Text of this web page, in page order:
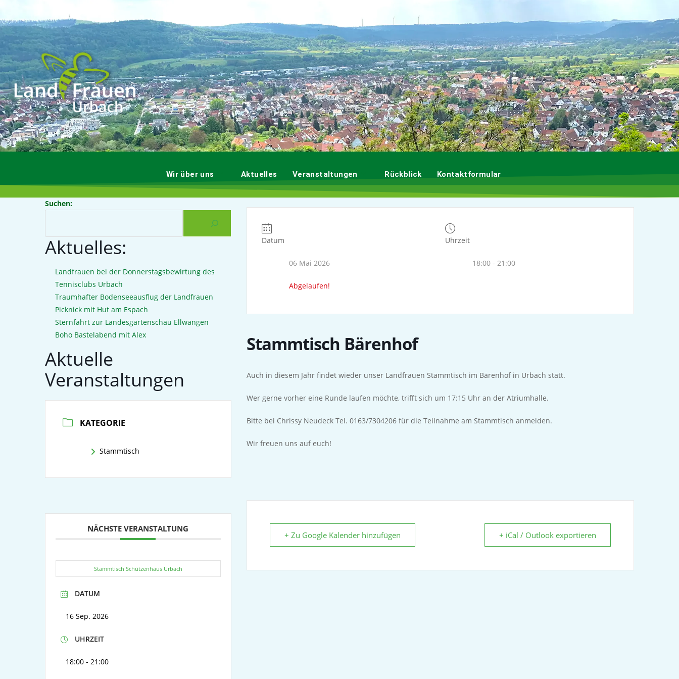
Wir über uns Aktuelles Veranstaltungen Rückblick Kontaktformular
Suchen:
Aktuelles:
Landfrauen bei der Donnerstagsbewirtung des
Tennisclubs Urbach
Traumhafter Bodenseeausflug der Landfrauen
Picknick mit Hut am Espach
Sternfahrt zur Landesgartenschau Ellwangen
Boho Bastelabend mit Alex
Aktuelle
Veranstaltungen
KATEGORIE
Stammtisch
NÄCHSTE VERANSTALTUNG
Stammtisch Schützenhaus Urbach
DATUM
16 Sep. 2026
UHRZEIT
18:00 - 21:00
Datum
06 Mai 2026
Abgelaufen!
Uhrzeit
18:00 - 21:00
Stammtisch Bärenhof
Auch in diesem Jahr findet wieder unser Landfrauen Stammtisch im Bärenhof in Urbach statt.
Wer gerne vorher eine Runde laufen möchte, trifft sich um 17:15 Uhr an der Atriumhalle.
Bitte bei Chrissy Neudeck Tel. 0163/7304206 für die Teilnahme am Stammtisch anmelden.
Wir freuen uns auf euch!
+ Zu Google Kalender hinzufügen + iCal / Outlook exportieren